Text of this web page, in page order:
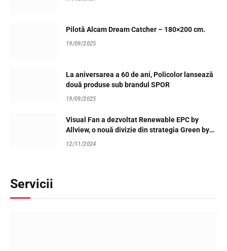
Pilotă Alcam Dream Catcher – 180×200 cm.
19/09/2025
La aniversarea a 60 de ani, Policolor lansează
două produse sub brandul SPOR
19/09/2025
Visual Fan a dezvoltat Renewable EPC by
Allview, o nouă divizie din strategia Green by
Allview, dedicată unui viitor verde și business-
12/11/2024
Servicii